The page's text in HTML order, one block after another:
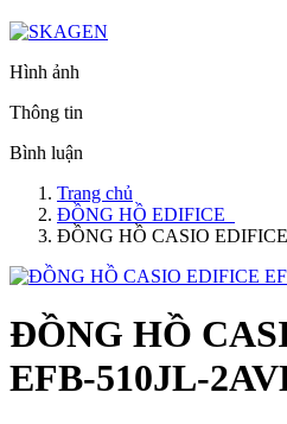
Hình ảnh
Thông tin
Bình luận
Trang chủ
ĐỒNG HỒ EDIFICE
ĐỒNG HỒ CASIO
ĐỒNG HỒ
EFB-510JL-